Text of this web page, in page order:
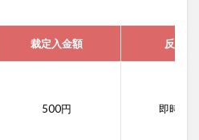
裁定入金額 反映時
500円 即時〜